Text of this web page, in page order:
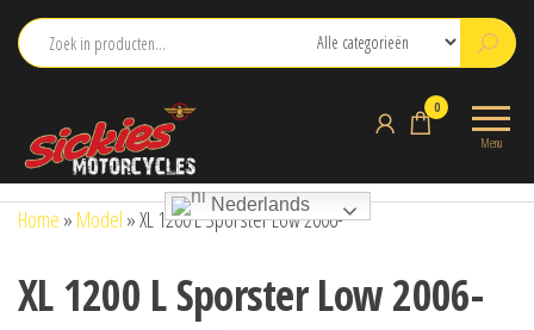
naar
Menu
0
Nederlands
Home » Model »XL 1200 L Sporster Low 2006-
XL 1200 L Sporster Low 2006-